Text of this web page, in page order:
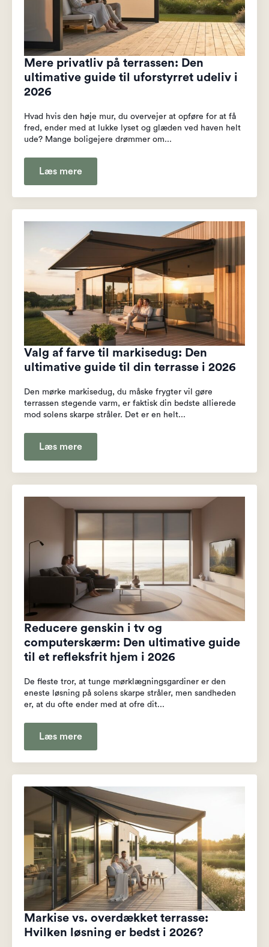
Mere privatliv på terrassen: Den
ultimative guide til uforstyrret udeliv i
2026
Hvad hvis den høje mur, du overvejer at opføre for at få
fred, ender med at lukke lyset og glæden ved haven helt
ude? Mange boligejere drømmer om...
Læs mere
Valg af farve til markisedug: Den
ultimative guide til din terrasse i 2026
Den mørke markisedug, du måske frygter vil gøre
terrassen stegende varm, er faktisk din bedste allierede
mod solens skarpe stråler. Det er en helt...
Læs mere
Reducere genskin i tv og
computerskærm: Den ultimative guide
til et refleksfrit hjem i 2026
De fleste tror, at tunge mørklægningsgardiner er den
eneste løsning på solens skarpe stråler, men sandheden
er, at du ofte ender med at ofre dit...
Læs mere
Markise vs. overdækket terrasse:
Hvilken løsning er bedst i 2026?